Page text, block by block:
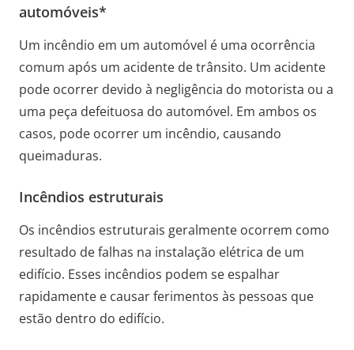
automóveis*
Um incêndio em um automóvel é uma ocorrência
comum após um acidente de trânsito. Um acidente
pode ocorrer devido à negligência do motorista ou a
uma peça defeituosa do automóvel. Em ambos os
casos, pode ocorrer um incêndio, causando
queimaduras.
Incêndios estruturais
Os incêndios estruturais geralmente ocorrem como
resultado de falhas na instalação elétrica de um
edifício. Esses incêndios podem se espalhar
rapidamente e causar ferimentos às pessoas que
estão dentro do edifício.